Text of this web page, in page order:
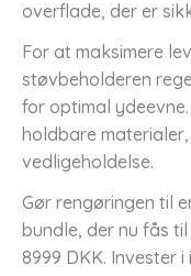
overflade, der er
For at maksimere
støvbeholderen
for optimal
holdbare
vedligeholdelse.
Gør rengøringen til
bundle, der nu fås
8999 DKK. Invester